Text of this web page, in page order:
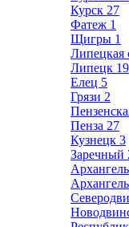
Курск 27
Фатеж 1
Щигры 1
Липецкая
Липецк 19
Елец 5
Грязи 2
Пенза 27
Кузнецк 3
Заречный